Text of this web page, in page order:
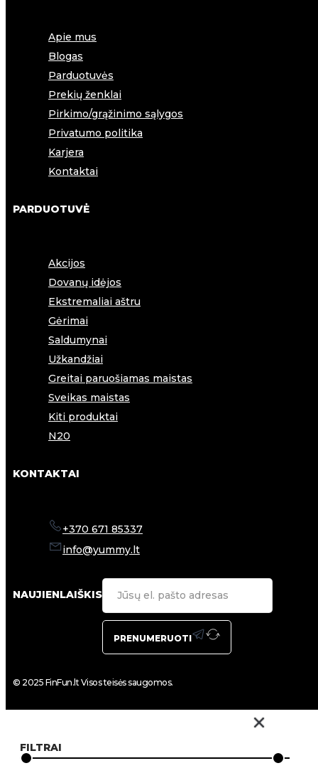
Apie mus
Blogas
Parduotuvės
Prekių ženklai
Pirkimo/grąžinimo sąlygos
Privatumo politika
Karjera
Kontaktai
PARDUOTUVĖ
Akcijos
Dovanų idėjos
Ekstremaliai aštru
Gėrimai
Saldumynai
Užkandžiai
Greitai paruošiamas maistas
Sveikas maistas
Kiti produktai
N20
KONTAKTAI
+370 671 85337
info@yummy.lt
NAUJIENLAIŠKIS
PRENUMERUOTI
© 2025 FinFun.lt Visos teisės saugomos.
FILTRAI